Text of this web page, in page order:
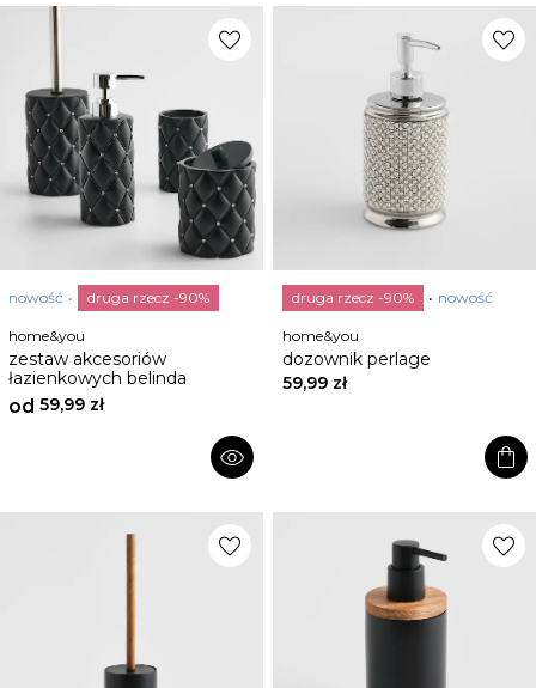
favorite
nowość druga rzecz -90%
home&you
zestaw akcesoriów
łazienkowych belinda
od 59,99 zł
visibility
favorite
druga rzecz -90% nowość
home&you
dozownik perlage
59,99 zł
shopping_bag
favorite favorite